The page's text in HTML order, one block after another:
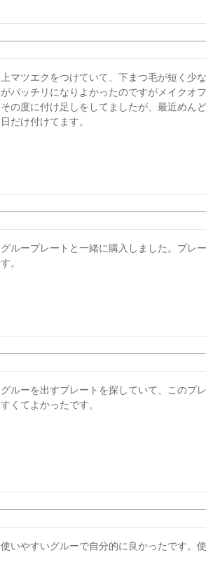
上マツエクをつけていて、下まつ毛が短く少
がパッチリになりよかったのですがメイクオ
その度に付け足しをしてましたが、最近めん
日だけ付けてます。
グループレートと一緒に購入しました。プレ
す。
グルーを出すプレートを探していて、このプ
すくてよかったです。
使いやすいグルーで自分的に良かったです。